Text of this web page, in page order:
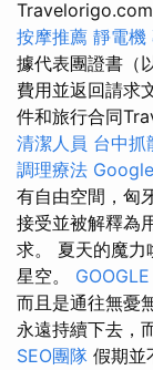
Travelorigo.com
按摩推薦 靜電機
據代表團證書（
費用並返回請求
件和旅行合同
清潔人員 台中抓
調理療法
有自由空間，匈
接受並被解釋為
求。 夏天的魔力
星空。
而且是通往無憂
永遠持續下去，
SEO團隊 假期並